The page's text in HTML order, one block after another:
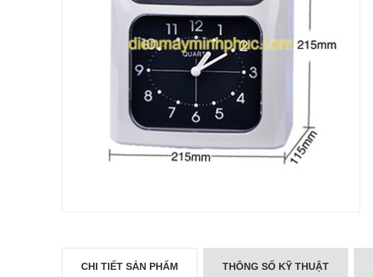
CHI TIẾT SẢN PHẨM THÔNG SỐ KỸ THUẬT